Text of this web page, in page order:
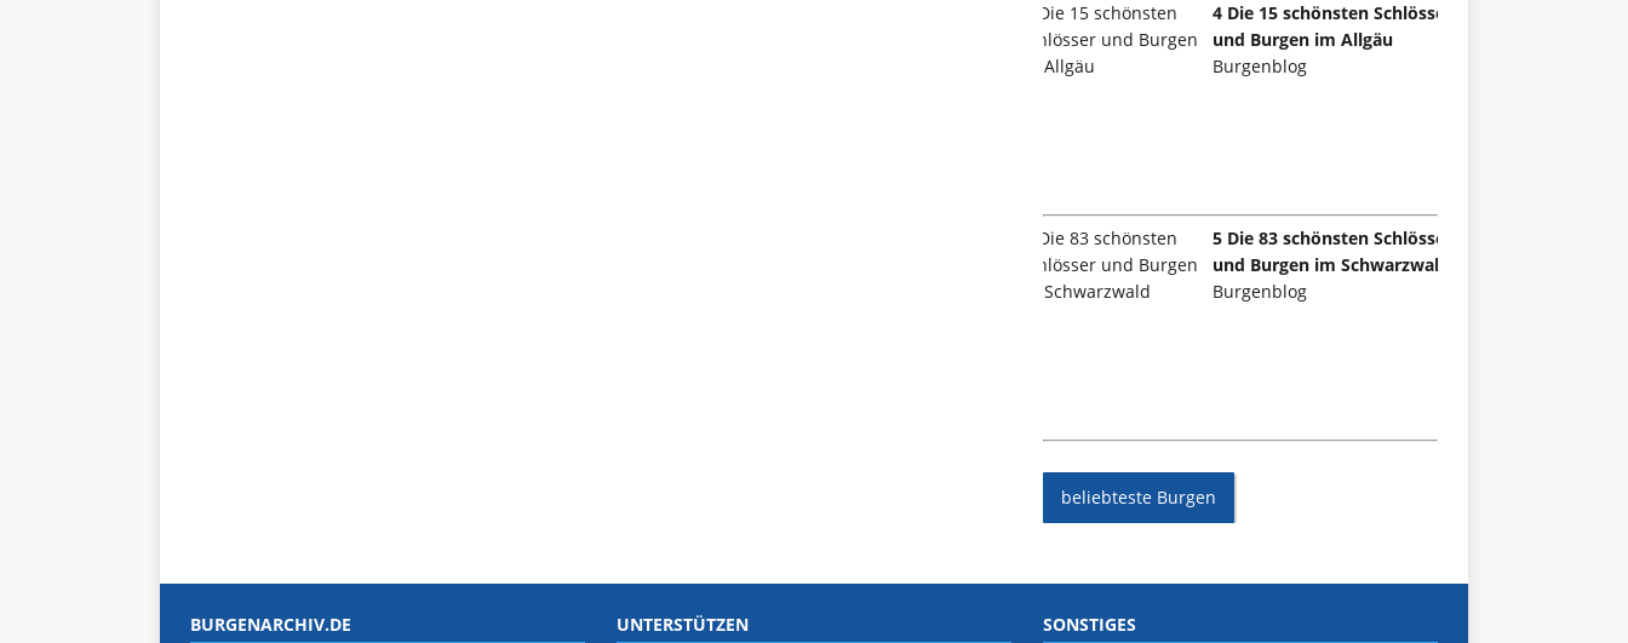
4 Die 15 schönsten Schlösser
und Burgen im Allgäu
Burgenblog
5 Die 83 schönsten Schlösser
und Burgen im Schwarzwald
Burgenblog
beliebteste Burgen
BURGENARCHIV.DE UNTERSTÜTZEN SONSTIGES